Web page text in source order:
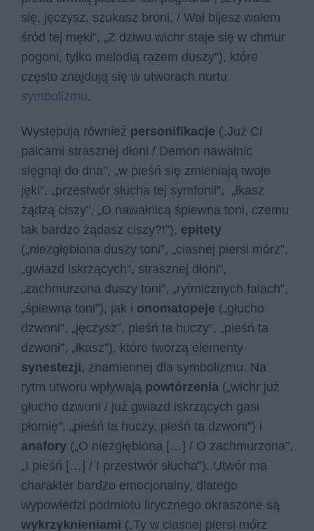
się, jęczysz, szukasz broni, / Wał bijesz wałem
śród tej męki”, „Z dziwu wichr staje się w chmur
pogoni, tylko melodią razem duszy”), które
często znajdują się w utworach nurtu
symbolizmu.
Występują również personifikacje („Już Ci
palcami strasznej dłoni / Demon nawałnic
sięgnął do dna”, „w pieśń się zmieniają twoje
jęki”, „przestwór słucha tej symfonii”, „łkasz
żądzą ciszy”, „O nawałnicą śpiewna toni, czemu
tak bardzo żądasz ciszy?!”), epitety
(„niezgłębiona duszy toni”, „ciasnej piersi mórz”,
„gwiazd iskrzących”, strasznej dłoni”,
„zachmurzona duszy toni”, „rytmicznych falach”,
„śpiewna toni”), jak i onomatopeje („głucho
dzwoni”, „jęczysz”, pieśń ta huczy”, „pieśń ta
dzwoni”, „łkasz”), które tworzą elementy
synestezji, znamiennej dla symbolizmu. Na
rytm utworu wpływają powtórzenia („wichr już
głucho dzwoni / już gwiazd iskrzących gasi
płomię”, „pieśń ta huczy, pieśń ta dzwoni”) i
anafory („O niezgłębiona […] / O zachmurzona”,
„I pieśń […] / I przestwór słucha”). Utwór ma
charakter bardzo emocjonalny, dlatego
wypowiedzi podmiotu lirycznego okraszone są
wykrzyknieniami („Ty w ciasnej piersi mórz